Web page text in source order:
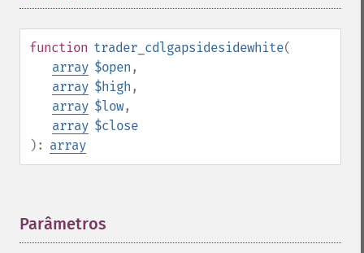
function trader_cdlgapsidesidewhite(
array $open ,
array $high ,
array $low,
array $close
): array
Parâmetros